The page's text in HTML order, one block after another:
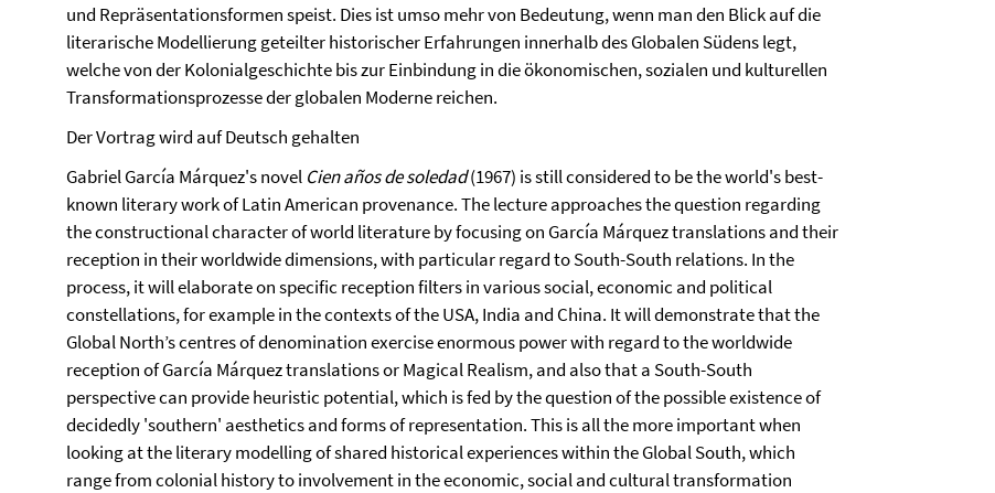
und Repräsentationsformen speist. Dies ist umso mehr von Bedeutung, wenn man den Blick auf die
literarische Modellierung geteilter historischer Erfahrungen innerhalb des Globalen Südens legt,
welche von der Kolonialgeschichte bis zur Einbindung in die ökonomischen, sozialen und kulturellen
Transformationsprozesse der globalen Moderne reichen.
Der Vortrag wird auf Deutsch gehalten
Gabriel García Márquez's novel Cien años de soledad(1967) is still considered to be the world's best-
known literary work of Latin American provenance. The lecture approaches the question regarding
the constructional character of world literature by focusing on García Márquez translations and their
reception in their worldwide dimensions, with particular regard to South-South relations. In the
process, it will elaborate on specific reception filters in various social, economic and political
constellations, for example in the contexts of the USA, India and China. It will demonstrate that the
Global North’s centres of denomination exercise enormous power with regard to the worldwide
reception of García Márquez translations or Magical Realism, and also that a South-South
perspective can provide heuristic potential, which is fed by the question of the possible existence of
decidedly 'southern' aesthetics and forms of representation. This is all the more important when
looking at the literary modelling of shared historical experiences within the Global South, which
range from colonial history to involvement in the economic, social and cultural transformation